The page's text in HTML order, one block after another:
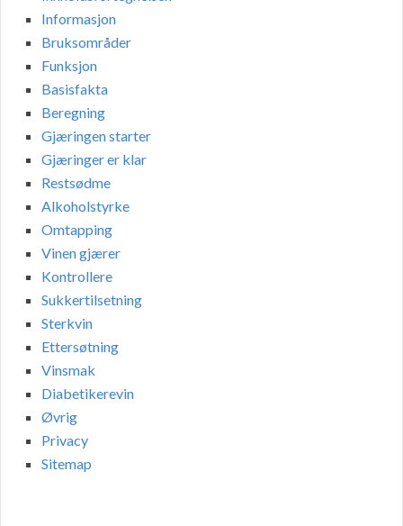
Informasjon
Bruksområder
Funksjon
Basisfakta
Beregning
Gjæringen starter
Gjæringer er klar
Restsødme
Alkoholstyrke
Omtapping
Vinen gjærer
Kontrollere
Sukkertilsetning
Sterkvin
Ettersøtning
Vinsmak
Diabetikerevin
Øvrig
Privacy
Sitemap